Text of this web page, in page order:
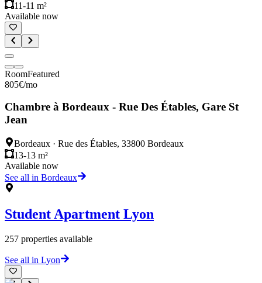
11-11 m²
Available now
RoomFeatured
805€/mo
Chambre à Bordeaux - Rue Des Étables, Gare St
Jean
Bordeaux · Rue des Étables, 33800 Bordeaux
13-13 m²
Available now
See all in Bordeaux
Student Apartment Lyon
257 properties available
See all in Lyon